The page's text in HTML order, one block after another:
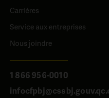
Carrières
Service aux entreprises
Nous joindre
1 866 956-0010